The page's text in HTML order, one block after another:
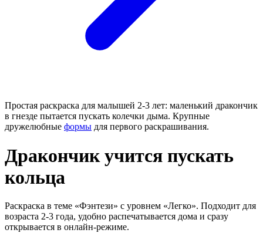
Простая раскраска для малышей 2-3 лет: маленький дракончик
в гнезде пытается пускать колечки дыма. Крупные
дружелюбные формы для первого раскрашивания.
Дракончик учится пускать
кольца
Раскраска в теме «Фэнтези» с уровнем «Легко». Подходит для
возраста 2-3 года, удобно распечатывается дома и сразу
открывается в онлайн-режиме.